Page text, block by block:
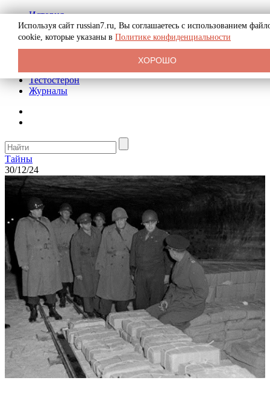
История
Биография
Криминал
Реклама на сайте
Тестостерон
Журналы
Тайны
30/12/24
Используя сайт russian7.ru, Вы соглашаетесь с использованием
cookie, которые указаны в Политике конфиденциальности
ХОРОШО